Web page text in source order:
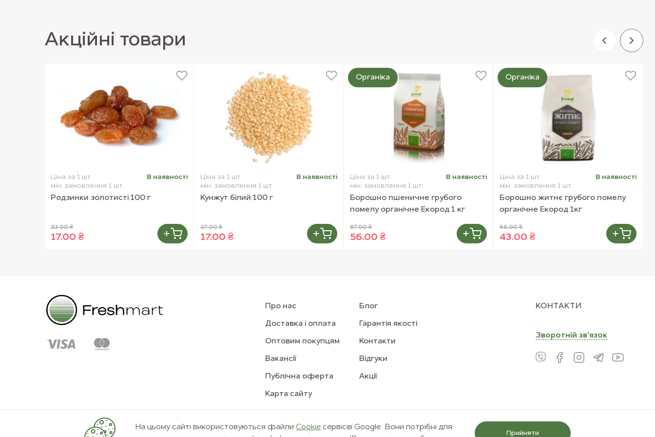
Акцiйнi товари
Ціна за 1 шт.
мін. замовлення 1 шт.
В наявностi
Родзинки золотисті 100 г
23.00 ₴
17.00 ₴
Ціна за 1 шт.
мін. замовлення 1 шт.
В наявностi
Кунжут білий 100 г
27.00 ₴
17.00 ₴
Ціна за 1 шт.
мін. замовлення 1 шт.
В наявностi
Борошно пшеничне грубого
помелу органічне Екород 1 кг
87.00 ₴
56.00 ₴
Органіка
Ціна за 1 шт.
мін. замовлення 1 шт.
В наявностi
Борошно житнє грубого помелу
органічне Екород 1кг
66.00 ₴
43.00 ₴
Органіка
Про нас Блог
Доставка і оплата Гарантія якості
Оптовим покупцям Контакти
Вакансії Відгуки
Публічна оферта Акції
Карта сайту
КОНТАКТИ
Зворотнiй зв'язок
На цьому сайті використовуються файлиСookie сервісів Google. Вони потрібні для
Прийняти